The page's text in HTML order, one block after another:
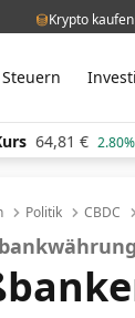
Krypto kaufen
Steuern
€ 2.80% TRON-
Politik CBDC